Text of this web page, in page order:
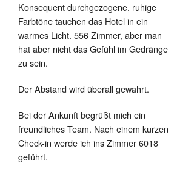
Konsequent durchgezogene, ruhige
Farbtöne tauchen das Hotel in ein
warmes Licht. 556 Zimmer, aber man
hat aber nicht das Gefühl im Gedränge
zu sein.
Der Abstand wird überall gewahrt.
Bei der Ankunft begrüßt mich ein
freundliches Team. Nach einem kurzen
Check-in werde ich ins Zimmer 6018
geführt.